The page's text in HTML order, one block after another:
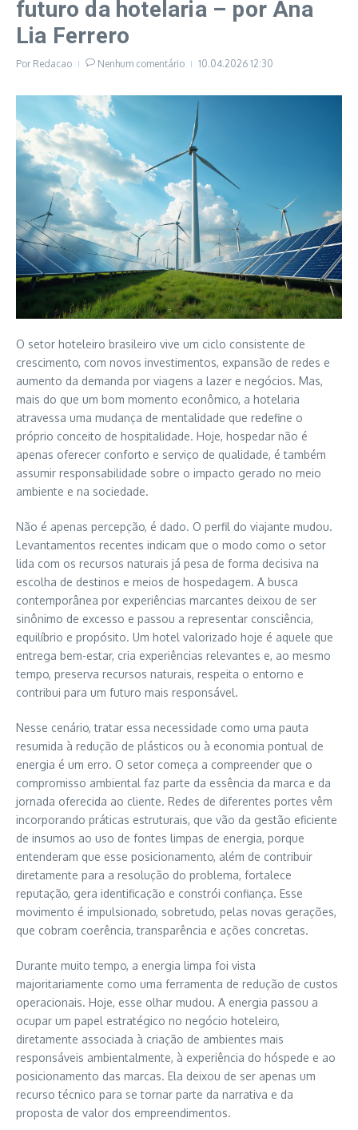
futuro da hotelaria – por Ana
Lia Ferrero
Por Redacao Nenhum comentário 10.04.2026 12:30
O setor hoteleiro brasileiro vive um ciclo consistente de
crescimento, com novos investimentos, expansão de redes e
aumento da demanda por viagens a lazer e negócios. Mas,
mais do que um bom momento econômico, a hotelaria
atravessa uma mudança de mentalidade que redefine o
próprio conceito de hospitalidade. Hoje, hospedar não é
apenas oferecer conforto e serviço de qualidade, é também
assumir responsabilidade sobre o impacto gerado no meio
ambiente e na sociedade.
Não é apenas percepção, é dado. O perfil do viajante mudou.
Levantamentos recentes indicam que o modo como o setor
lida com os recursos naturais já pesa de forma decisiva na
escolha de destinos e meios de hospedagem. A busca
contemporânea por experiências marcantes deixou de ser
sinônimo de excesso e passou a representar consciência,
equilíbrio e propósito. Um hotel valorizado hoje é aquele que
entrega bem-estar, cria experiências relevantes e, ao mesmo
tempo, preserva recursos naturais, respeita o entorno e
contribui para um futuro mais responsável.
Nesse cenário, tratar essa necessidade como uma pauta
resumida à redução de plásticos ou à economia pontual de
energia é um erro. O setor começa a compreender que o
compromisso ambiental faz parte da essência da marca e da
jornada oferecida ao cliente. Redes de diferentes portes vêm
incorporando práticas estruturais, que vão da gestão eficiente
de insumos ao uso de fontes limpas de energia, porque
entenderam que esse posicionamento, além de contribuir
diretamente para a resolução do problema, fortalece
reputação, gera identificação e constrói confiança. Esse
movimento é impulsionado, sobretudo, pelas novas gerações,
que cobram coerência, transparência e ações concretas.
Durante muito tempo, a energia limpa foi vista
majoritariamente como uma ferramenta de redução de custos
operacionais. Hoje, esse olhar mudou. A energia passou a
ocupar um papel estratégico no negócio hoteleiro,
diretamente associada à criação de ambientes mais
responsáveis ambientalmente, à experiência do hóspede e ao
posicionamento das marcas. Ela deixou de ser apenas um
recurso técnico para se tornar parte da narrativa e da
proposta de valor dos empreendimentos.